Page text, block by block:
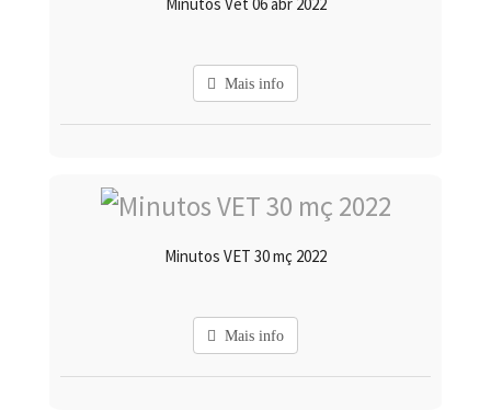
Mais info
Minutos VET 30 mç 2022
Mais info